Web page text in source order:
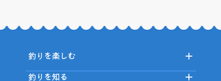
釣りを楽しむ
釣りを知る